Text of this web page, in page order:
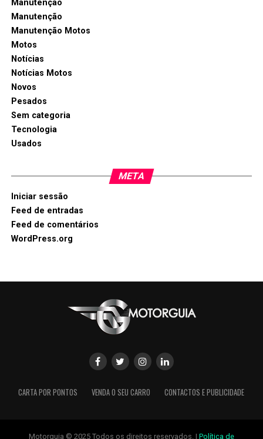
Manutenção
Manutenção
Manutenção Motos
Motos
Notícias
Notícias Motos
Novos
Pesados
Sem categoria
Tecnologia
Usados
META
Iniciar sessão
Feed de entradas
Feed de comentários
WordPress.org
CARTA POR PONTOS VENDA O SEU CARRO CONTACTOS E PUBLICIDADE
Motorguia © 2025 Todos os direitos reservados. | Política de